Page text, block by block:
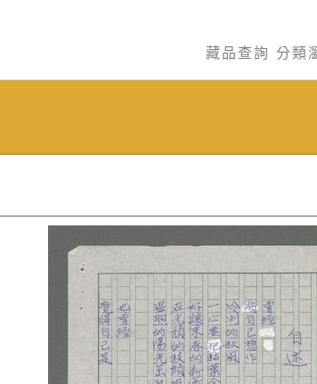
藏品查詢 分類